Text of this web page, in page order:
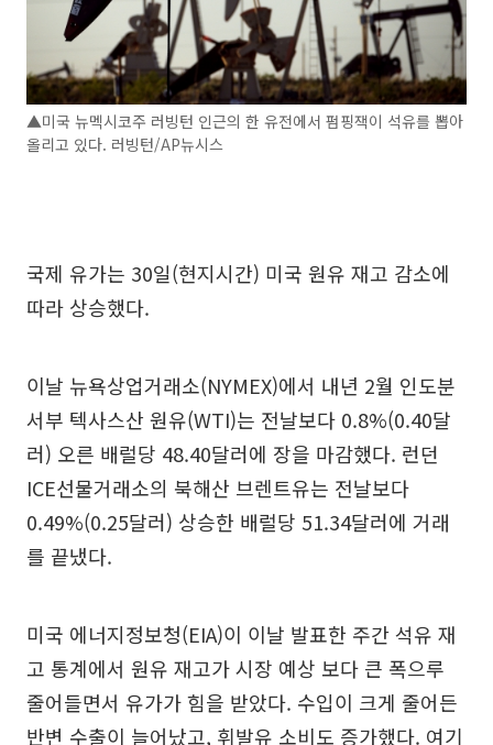
▲미국 뉴멕시코주 러빙턴 인근의 한 유전에서 펌핑잭이 석유를 뽑아
올리고 있다. 러빙턴/AP뉴시스
국제 유가는 30일(현지시간) 미국 원유 재고 감소에
따라 상승했다.
이날 뉴욕상업거래소(NYMEX)에서 내년 2월 인도분
서부 텍사스산 원유(WTI)는 전날보다 0.8%(0.40달
러) 오른 배럴당 48.40달러에 장을 마감했다. 런던
ICE선물거래소의 북해산 브렌트유는 전날보다
0.49%(0.25달러) 상승한 배럴당 51.34달러에 거래
를 끝냈다.
미국 에너지정보청(EIA)이 이날 발표한 주간 석유 재
고 통계에서 원유 재고가 시장 예상 보다 큰 폭으루
줄어들면서 유가가 힘을 받았다. 수입이 크게 줄어든
반변 수출이 늘어났고, 휘발유 소비도 증가했다. 여기